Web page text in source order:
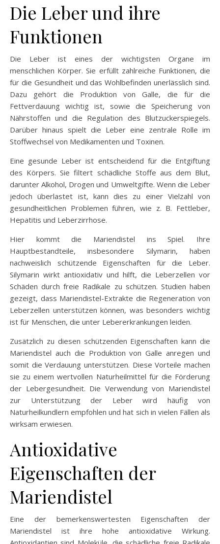
Die Leber und ihre
Funktionen
Die Leber ist eines der wichtigsten Organe im
menschlichen Körper. Sie erfüllt zahlreiche Funktionen, die
für die Gesundheit und das Wohlbefinden unerlässlich sind.
Dazu gehört die Produktion von Galle, die für die
Fettverdauung wichtig ist, sowie die Speicherung von
Nährstoffen und die Regulation des Blutzuckerspiegels.
Darüber hinaus spielt die Leber eine zentrale Rolle im
Stoffwechsel von Medikamenten und Toxinen.
Eine gesunde Leber ist entscheidend für die Entgiftung
des Körpers. Sie filtert schädliche Stoffe aus dem Blut,
darunter Alkohol, Drogen und Umweltgifte. Wenn die Leber
jedoch überlastet ist, kann dies zu einer Vielzahl von
gesundheitlichen Problemen führen, wie z. B. Fettleber,
Hepatitis und Leberzirrhose.
Hier kommt die Mariendistel ins Spiel. Ihre
Hauptbestandteile, insbesondere Silymarin, haben
nachweislich schützende Eigenschaften für die Leber.
Silymarin wirkt antioxidativ und hilft, die Leberzellen vor
Schäden durch freie Radikale zu schützen. Studien haben
gezeigt, dass Mariendistel-Extrakte die Regeneration von
Leberzellen unterstützen können, was besonders wichtig
ist für Menschen, die unter Lebererkrankungen leiden.
Zusätzlich zu diesen schützenden Eigenschaften kann die
Mariendistel auch die Produktion von Galle anregen und
somit die Verdauung unterstützen. Diese Vorteile machen
sie zu einem wertvollen Naturheilmittel für die Förderung
der Lebergesundheit. Die Verwendung von Mariendistel
zur Unterstützung der Leber wird häufig von
Naturheilkundlern empfohlen und hat sich in vielen Fällen als
wirksam erwiesen.
Antioxidative
Eigenschaften der
Mariendistel
Eine der bemerkenswertesten Eigenschaften der
Mariendistel ist ihre hohe antioxidative Wirkung.